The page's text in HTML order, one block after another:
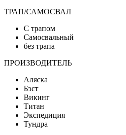
ТРАП/САМОСВАЛ
C трапом
Cамосвальный
без трапа
ПРОИЗВОДИТЕЛЬ
Аляска
Бэст
Викинг
Титан
Экспедиция
Тундра